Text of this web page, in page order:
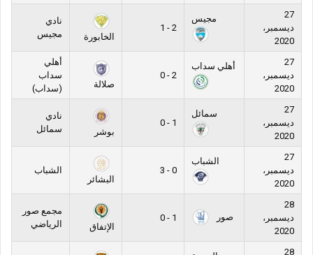
27
ديسمبر،
2020
مجيس
2 - 1
الخابورة
نادي
مجيس
27
ديسمبر،
2020
أهلي سداب
2 - 0
صلالة
أهلي
سداب
(سداب)
27
ديسمبر،
2020
سمائل
1 - 0
بوشر
نادي
سمائل
27
ديسمبر،
2020
الشباب
0 - 3
البشائر
الشباب
28
ديسمبر،
2020
صور
1 - 0
الإتفاق
مجمع صور
الرياضي
28